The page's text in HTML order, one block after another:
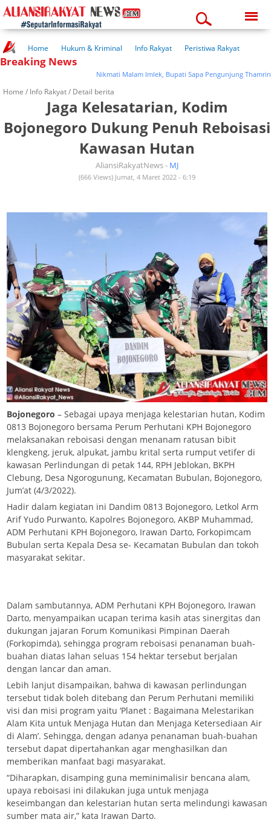
06:43:20 am
Home Hukum & Kriminal Info Rakyat
Peristiwa Rakyat
Kuliner Rakyat
Wisata Rakyat
Kesehatan
Breaking News
Nikmati Malam Imlek, Bupati Sapa Pengunjung Thamrin
Home / Info Rakyat/ Detail berita
Jaga Kelesatarian, Kodim
Bojonegoro Dukung Penuh Reboisasi
Kawasan Hutan
AliansiRakyatNews - MJ
(666 Views) Jumat, 4 Maret 2022 - 6:19
Bojonegoro – Sebagai upaya menjaga kelestarian hutan, Kodim
0813 Bojonegoro bersama Perum Perhutani KPH Bojonegoro
melaksanakan reboisasi dengan menanam ratusan bibit
klengkeng, jeruk, alpukat, jambu krital serta rumput vetifer di
kawasan Perlindungan di petak 144, RPH Jeblokan, BKPH
Clebung, Desa Ngorogunung, Kecamatan Bubulan, Bojonegoro,
Jum’at (4/3/2022).
Hadir dalam kegiatan ini Dandim 0813 Bojonegoro, Letkol Arm
Arif Yudo Purwanto, Kapolres Bojonegoro, AKBP Muhammad,
ADM Perhutani KPH Bojonegoro, Irawan Darto, Forkopimcam
Bubulan serta Kepala Desa se- Kecamatan Bubulan dan tokoh
masyarakat sekitar.
Dalam sambutannya, ADM Perhutani KPH Bojonegoro, Irawan
Darto, menyampaikan ucapan terima kasih atas sinergitas dan
dukungan jajaran Forum Komunikasi Pimpinan Daerah
(Forkopimda), sehingga program reboisasi penanaman buah-
buahan diatas lahan seluas 154 hektar tersebut berjalan
dengan lancar dan aman.
Lebih lanjut disampaikan, bahwa di kawasan perlindungan
tersebut tidak boleh ditebang dan Perum Perhutani memiliki
visi dan misi program yaitu ‘Planet : Bagaimana Melestarikan
Alam Kita untuk Menjaga Hutan dan Menjaga Ketersediaan Air
di Alam’. Sehingga, dengan adanya penanaman buah-buahan
tersebut dapat dipertahankan agar menghasilkan dan
memberikan manfaat bagi masyarakat.
“Diharapkan, disamping guna meminimalisir bencana alam,
upaya reboisasi ini dilakukan juga untuk menjaga
keseimbangan dan kelestarian hutan serta melindungi kawasan
sumber mata air,” kata Irawan Darto.